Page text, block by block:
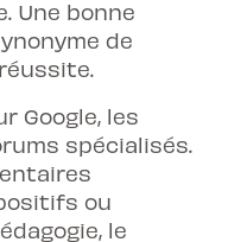
Une bonne
de
Google, les
spécialisés.
ou
le